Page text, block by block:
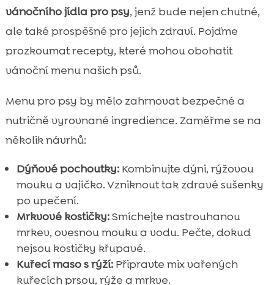
vánočního jídla pro psy, jenž bude nejen chutné,
ale také prospěšné pro jejich zdraví. Pojďme
prozkoumat recepty, které mohou obohatit
vánoční menu našich psů.
Menu pro psy by mělo zahrnovat bezpečné a
nutričně vyrovnané ingredience. Zaměřme se na
několik návrhů:
Dýňové pochoutky:Kombinujte dýni, rýžovou
mouku a vajíčko. Vzniknout tak zdravé sušenky
po upečení.
Mrkvové kostičky:Smíchejte nastrouhanou
mrkev, ovesnou mouku a vodu. Pečte, dokud
nejsou kostičky křupavé.
Kuřecí maso s rýží:Připravte mix vařených
kuřecích prsou, rýže a mrkve.